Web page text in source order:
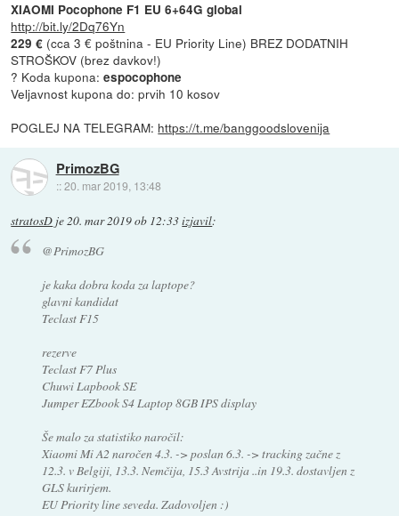
XIAOMI Pocophone F1 EU 6+64G global
http://bit.ly/2Dq76Yn
229 € (cca 3 € poštnina - EU Priority Line) BREZ DODATNIH
STROŠKOV (brez davkov!)
? Koda kupona:espocophone
Veljavnost kupona do: prvih 10 kosov
POGLEJ NA TELEGRAM: https://t.me/banggoodslovenija
PrimozBG
::20. mar 2019, 13:48
stratosD je20. mar 2019 ob 12:33izjavil:
@PrimozBG
je kaka dobra koda za laptope?
glavni kandidat
Teclast F15
rezerve
Teclast F7 Plus
Chuwi Lapbook SE
Jumper EZbook S4 Laptop 8GB IPS display
Še malo za statistiko naročil:
Xiaomi Mi A2 naročen 4.3. -> poslan 6.3. -> tracking začne z
12.3. v Belgiji, 13.3. Nemčija, 15.3 Avstrija ..in 19.3. dostavljen z
GLS kurirjem.
EU Priority line seveda. Zadovoljen :)